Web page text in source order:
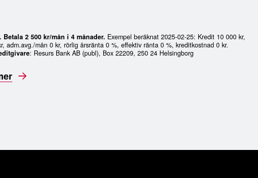
2 500 kr/mån i 4 månader. Exempel beräknat 2025-02-25: Kredit 10 000 kr,
adm.avg./mån 0 kr, rörlig årsränta 0 %, effektiv ränta 0 %, kreditkostnad 0 kr.
: Resurs Bank AB (publ), Box 22209, 250 24 Helsingborg